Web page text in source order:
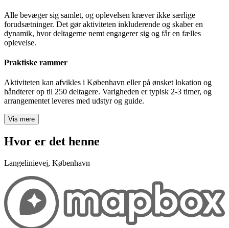
Alle bevæger sig samlet, og oplevelsen kræver ikke særlige
forudsætninger. Det gør aktiviteten inkluderende og skaber en
dynamik, hvor deltagerne nemt engagerer sig og får en fælles
oplevelse.
Praktiske rammer
Aktiviteten kan afvikles i København eller på ønsket lokation og
håndterer op til 250 deltagere. Varigheden er typisk 2-3 timer, og
arrangementet leveres med udstyr og guide.
Vis mere
Hvor er det henne
Langelinievej, København